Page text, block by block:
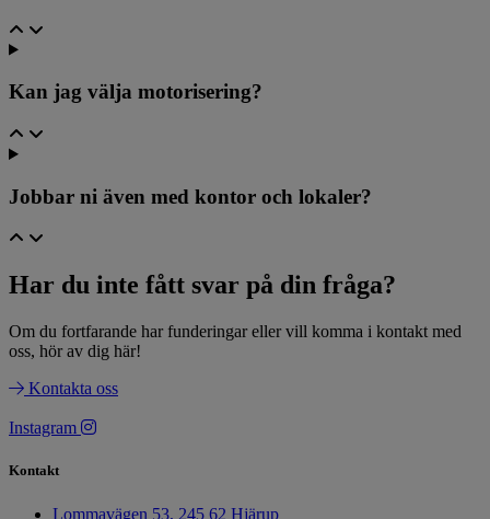
Kan jag välja motorisering?
Jobbar ni även med kontor och lokaler?
Har du inte fått svar på din fråga? ​
Om du fortfarande har funderingar eller vill komma i kontakt med
oss, hör av dig här!
Kontakta oss
Instagram
Kontakt
Lommavägen 53, 245 62 Hjärup